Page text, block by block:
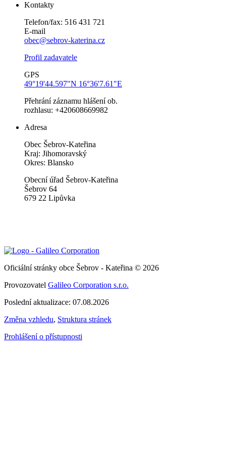
Kontakty
Telefon/fax: 516 431 721
E-mail
obec@sebrov-katerina.cz
Profil zadavatele
GPS
49°19'44.597"N 16°36'7.61"E
Přehrání záznamu hlášení ob.
rozhlasu: +420608669982
Adresa
Obec Šebrov-Kateřina
Kraj: Jihomoravský
Okres: Blansko
Obecní úřad Šebrov-Kateřina
Šebrov 64
679 22 Lipůvka
Oficiální stránky obce Šebrov - Kateřina © 2026
Provozovatel Galileo Corporation s.r.o.
Poslední aktualizace: 07.08.2026
Změna vzhledu, Struktura stránek
Prohlášení o přístupnosti